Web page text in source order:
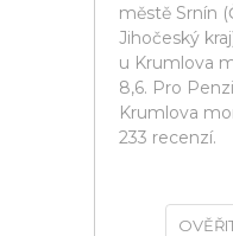
městě Srnín
Jihočeský
u Krumlova
8,6. Pro
Krumlova
233 recenzí.